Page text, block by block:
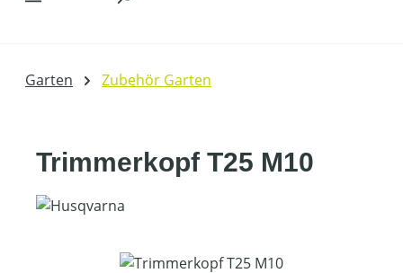
Garten Zubehör Garten
Trimmerkopf T25 M10
Bildergalerie überspringen